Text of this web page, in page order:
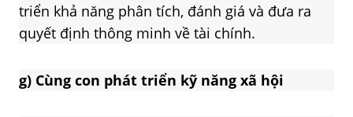
triển khả năng phân tích, đánh giá và đưa ra
quyết định thông minh về tài chính.
g) Cùng con phát triển kỹ năng xã hội